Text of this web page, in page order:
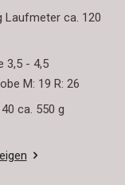
Laufmeter ca. 120
3,5 - 4,5
M: 19 R: 26
ca. 550 g